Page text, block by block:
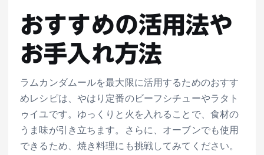
おすすめの活用法や
お手入れ方法
ラムカンダムールを最大限に活用するためのおすす
めレシピは、やはり定番のビーフシチューやラタト
ゥイユです。ゆっくりと火を入れることで、食材の
うま味が引き立ちます。さらに、オーブンでも使用
できるため、焼き料理にも挑戦してみてください。